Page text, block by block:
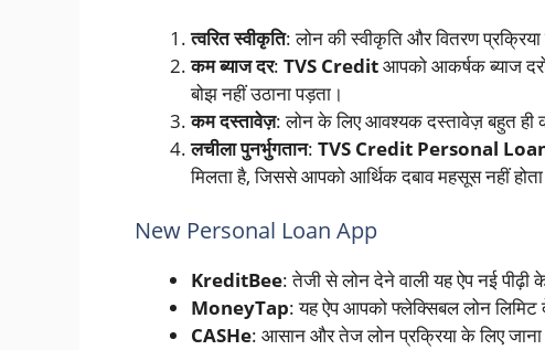
त्वरित स्वीकृति: लोन की स्वीकृति और वितरण
कम ब्याज दर: TVS Creditआपको आकर्षक ब्याज
बोझ नहीं उठाना पड़ता।
कम दस्तावेज़: लोन के लिए आवश्यक दस्तावेज़ बहुत ही
लचीला पुनर्भुगतान: TVS Credit Personal
मिलता है, जिससे आपको आर्थिक दबाव महसूस नहीं
New Personal Loan App
KreditBee: तेजी से लोन देने वाली यह ऐप नई पीढ़ी
MoneyTap: यह ऐप आपको फ्लेक्सिबल लोन
CASHe: आसान और तेज लोन प्रक्रिया के लिए जाना